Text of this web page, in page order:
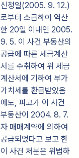
신청일(2005. 9. 12.)
로부터 소급하여 역산
한 20일 이내인 2005.
9. 5. 이 사건 부동산의
공급에 따른 세금계산
서를 수취하여 위 세금
계산서에 기하여 부가
가치세를 환급받았음
에도, 피고가 이 사건
부동산이 2004. 8. 7.
자 매매계약에 의하여
공급되었다고 보고 한
이 사건 처분은 위법하